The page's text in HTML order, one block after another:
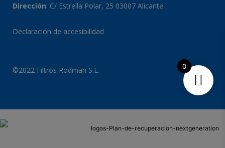
Dirección: C/ Estrella Polar, 25 03007 Alicante
Declaración de accesibilidad
©2022 Filtros Rodman S.L. 0